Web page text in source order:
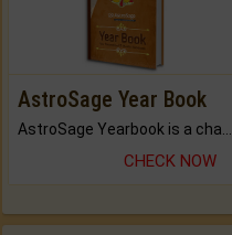
AstroSage Year Book
AstroSage Yearbook is a channel to fulfill your dreams and destiny.
CHECK NOW